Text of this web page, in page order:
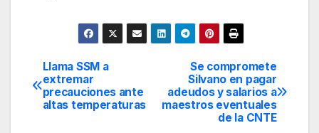
Navegación
de
Se compromete
Silvano en pagar
adeudos y salarios a
maestros eventuales
de la CNTE
Llama SSM a
extremar
precauciones ante
altas temperaturas